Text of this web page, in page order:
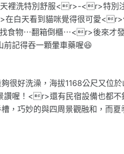
裡洗特別舒服<r>-<r>特別
白天看到貓咪覺得很可愛
食物⋯翻箱倒櫃⋯<r>後來才發
記得吞一顆暈車藥喔😆
很好洗澡，海拔1168公尺又位
讚喔！<r>還有民宿設備也都
，巧妙的與四周景觀融和，而